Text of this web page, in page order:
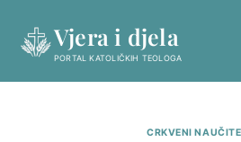
content
Vjera i djela
PORTAL KATOLIČKIH TEOLOGA
CRKVENI